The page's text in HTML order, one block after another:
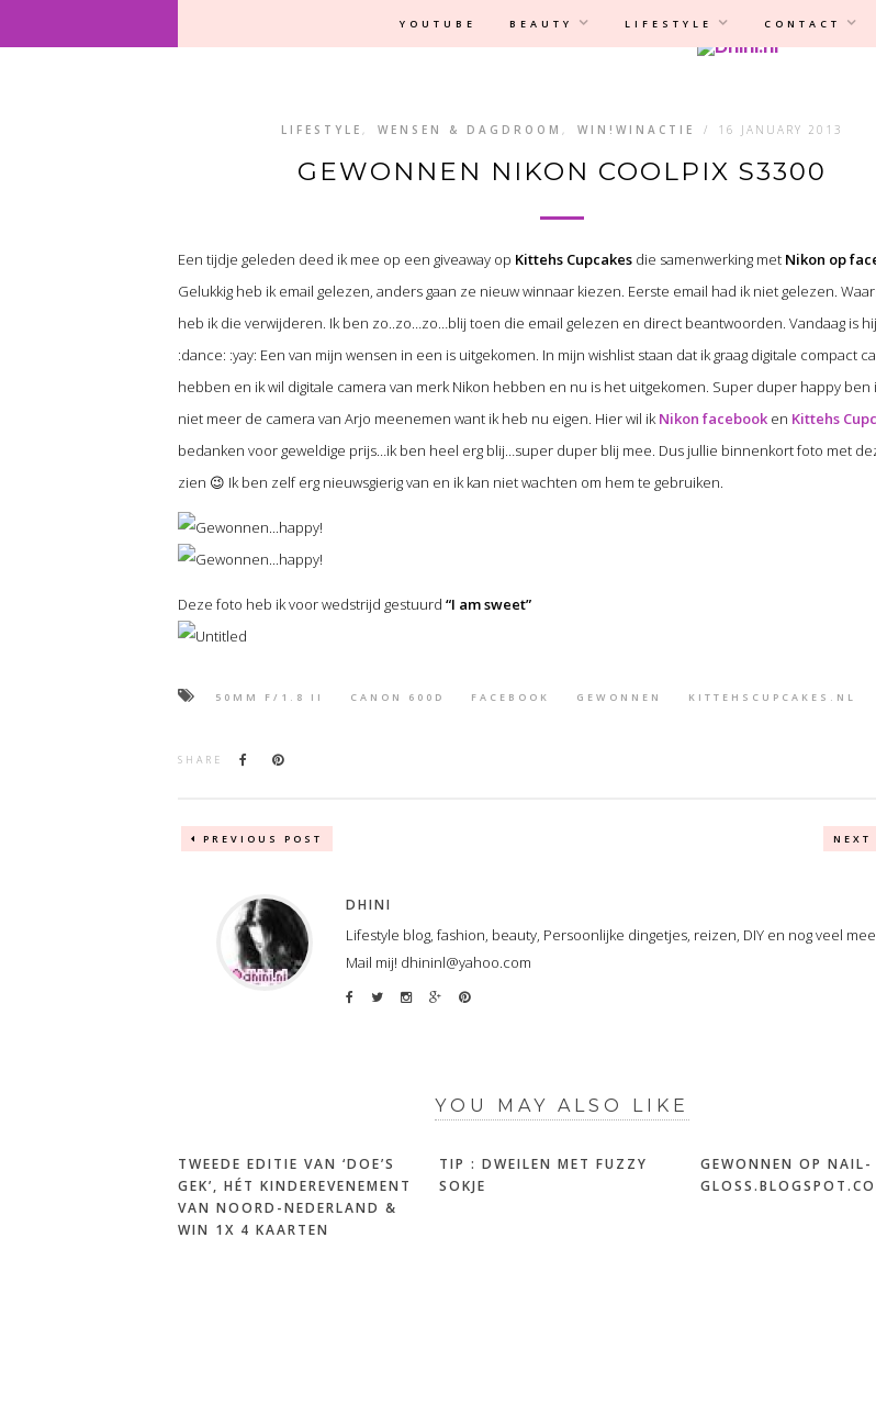
YOUTUBE BEAUTY LIFESTYLE CONTACT
Privacyverklaring |Disclaimer
LIFESTYLE , WENSEN & DAGDROOM , WIN!WINACTIE / 16 JANUARY 2013
GEWONNEN NIKON COOLPIX S3300
Een tijdje geleden deed ik mee op een giveaway op Kittehs Cupcakes die samenwerking met Nikon op
Gelukkig heb ik email gelezen, anders gaan ze nieuw winnaar kiezen. Eerste email had ik niet gelezen.
heb ik die verwijderen. Ik ben zo..zo…zo…blij toen die email gelezen en direct beantwoorden. Vandaag is
:dance: :yay: Een van mijn wensen in een is uitgekomen. In mijn wishlist staan dat ik graag digitale compact
hebben en ik wil digitale camera van merk Nikon hebben en nu is het uitgekomen. Super duper happy ben
niet meer de camera van Arjo meenemen want ik heb nu eigen. Hier wil ikNikon facebook en Kittehs
bedanken voor geweldige prijs…ik ben heel erg blij…super duper blij mee. Dus jullie binnenkort foto met
zien 😉 Ik ben zelf erg nieuwsgierig van en ik kan niet wachten om hem te gebruiken.
Deze foto heb ik voor wedstrijd gestuurd “I am sweet”
50MM F/1.8 II CANON 600D FACEBOOK GEWONNEN KITTEHSCUPCAKES.NL
SHARE
PREVIOUS POST NEXT
DHINI
Lifestyle blog, fashion, beauty, Persoonlijke dingetjes, reizen, DIY en nog veel
Mail mij! dhininl@yahoo.com
YOU MAY ALSO LIKE
TWEEDE EDITIE VAN ‘DOE’S
GEK’, HÉT KINDEREVENEMENT
VAN NOORD-NEDERLAND &
WIN 1X 4 KAARTEN
TIP : DWEILEN MET FUZZY
SOKJE
GEWONNEN OP NAIL-